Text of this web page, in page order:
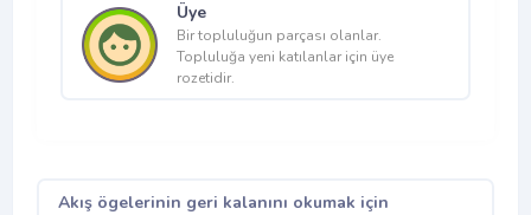
Üye
Bir topluluğun parçası olanlar.
Topluluğa yeni katılanlar için üye
rozetidir.
Akış ögelerinin geri kalanını okumak için